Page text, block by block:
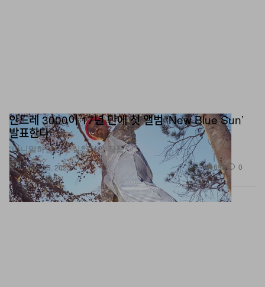
음악
안드레 3000이 17년 만에 첫 앨범 ‘New Blue Sun’
발표한다
“미니멀하면서도 실험적인 작품.”
Nov 15, 2023 698 0